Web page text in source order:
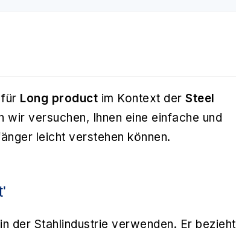
Long product im Kontext der Steel
wir versuchen, Ihnen eine einfache und
leicht verstehen können.
der Stahlindustrie verwenden. Er bezieht